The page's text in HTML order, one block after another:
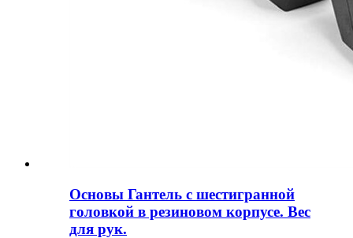
Основы Гантель с шестигранной
головкой в ​​резиновом корпусе. Вес
для рук.